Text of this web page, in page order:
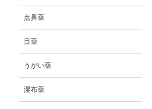
点鼻薬
目薬
うがい薬
湿布薬